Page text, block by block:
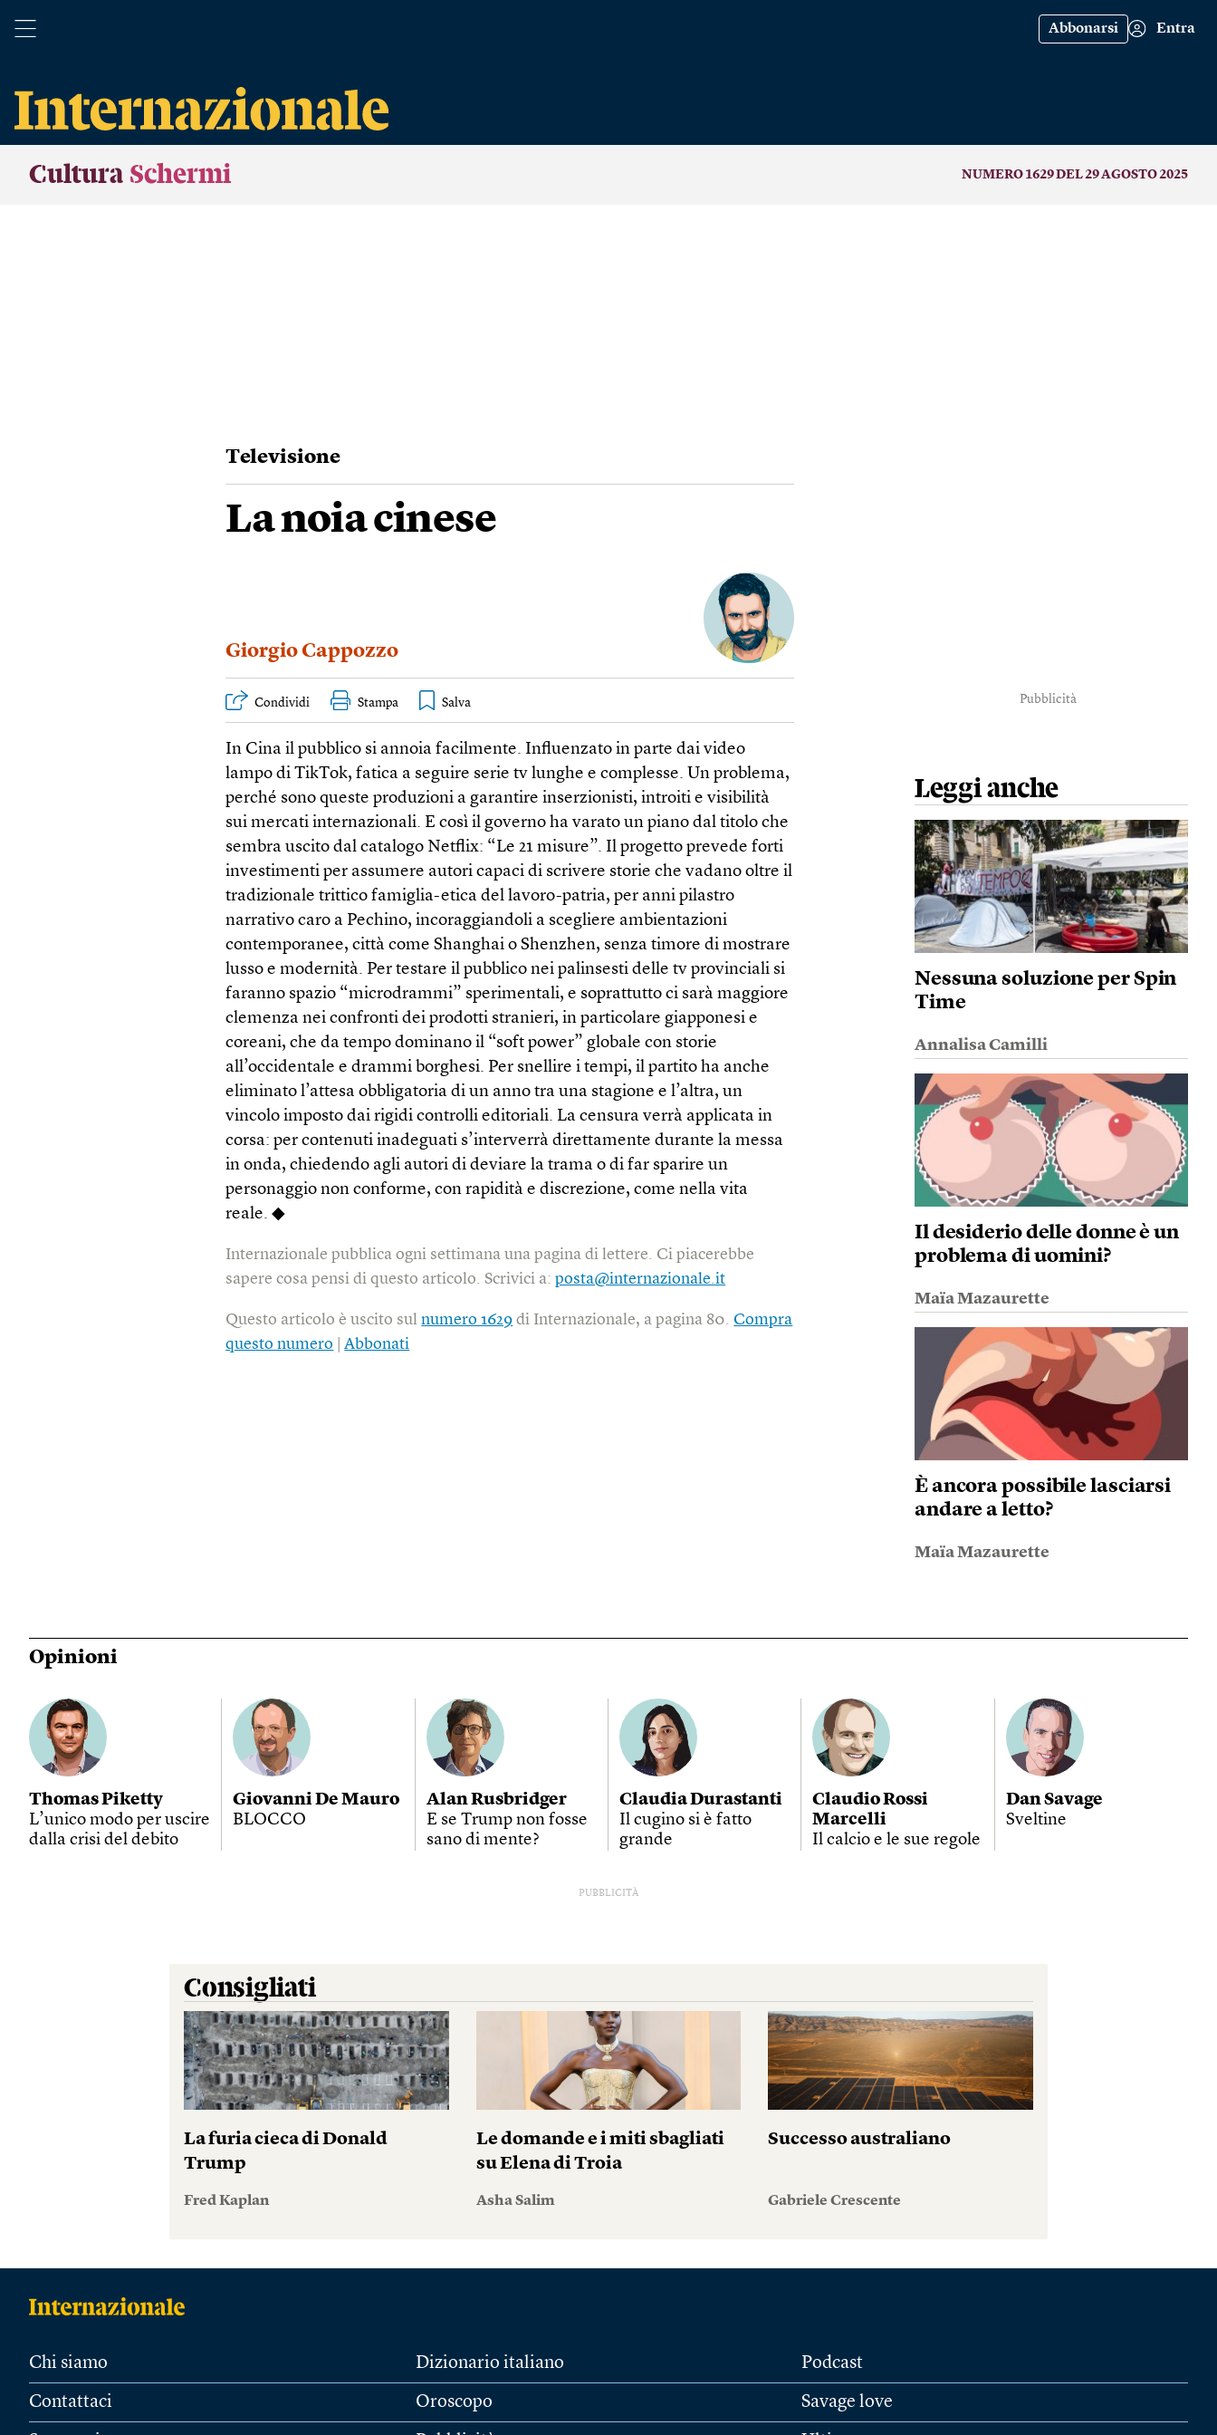
Abbonarsi Entra
Cultura Schermi NUMERO 1629 DEL 29 AGOSTO 2025
Televisione
La noia cinese
Giorgio Cappozzo
Condividi Stampa
In Cina il pubblico si annoia facilmente. Influenzato in parte dai video
lampo di TikTok, fatica a seguire serie tv lunghe e complesse. Un problema,
perché sono queste produzioni a garantire inserzionisti, introiti e visibilità
sui mercati internazionali. E così il governo ha varato un piano dal titolo che
sembra uscito dal catalogo Netflix: “Le 21 misure”. Il progetto prevede forti
investimenti per assumere autori capaci di scrivere storie che vadano oltre il
tradizionale trittico famiglia-etica del lavoro-patria, per anni pilastro
narrativo caro a Pechino, incoraggiandoli a scegliere ambientazioni
contemporanee, città come Shanghai o Shenzhen, senza timore di mostrare
lusso e modernità. Per testare il pubblico nei palinsesti delle tv provinciali si
faranno spazio “microdrammi” sperimentali, e soprattutto ci sarà maggiore
clemenza nei confronti dei prodotti stranieri, in particolare giapponesi e
coreani, che da tempo dominano il “soft power” globale con storie
all’occidentale e drammi borghesi. Per snellire i tempi, il partito ha anche
eliminato l’attesa obbligatoria di un anno tra una stagione e l’altra, un
vincolo imposto dai rigidi controlli editoriali. La censura verrà applicata in
corsa: per contenuti inadeguati s’interverrà direttamente durante la messa
in onda, chiedendo agli autori di deviare la trama o di far sparire un
personaggio non conforme, con rapidità e discrezione, come nella vita
reale. ◆
Internazionale pubblica ogni settimana una pagina di lettere. Ci piacerebbe
sapere cosa pensi di questo articolo. Scrivici a:posta@internazionale.it
Questo articolo è uscito sulnumero 1629 di Internazionale, a pagina 80.Compra
questo numero |Abbonati
Pubblicità
Leggi anche
Nessuna soluzione per Spin
Time
Annalisa Camilli
Il desiderio delle donne è un
problema di uomini?
Maïa Mazaurette
È ancora possibile lasciarsi
andare a letto?
Maïa Mazaurette
Opinioni
Thomas Piketty
L’unico modo per uscire
dalla crisi del debito
Giovanni De Mauro
BLOCCO
Alan Rusbridger
E se Trump non fosse
sano di mente?
Claudia Durastanti
Il cugino si è fatto
grande
Claudio Rossi
Marcelli
Il calcio e le sue regole
Dan Savage
Sveltine
PUBBLICITÀ
Consigliati
La furia cieca di Donald
Trump
Fred Kaplan
Le domande e i miti sbagliati
su Elena di Troia
Asha Salim
Successo australiano
Gabriele Crescente
Chi siamo
Contattaci
Dizionario italiano
Oroscopo
Podcast
Savage love